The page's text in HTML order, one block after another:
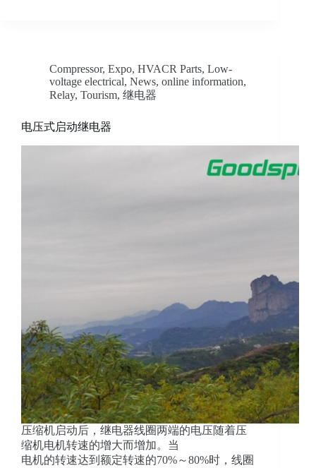
Compressor, Expo, HVACR Parts, Low-
voltage electrical, News, online information,
Relay, Tourism, 继电器
电压式启动继电器
压缩机启动后，继电器线圈两端的电压随着压
缩机电机转速的增大而增加。当
电机的转速达到额定转速的70%～80%时，线圈